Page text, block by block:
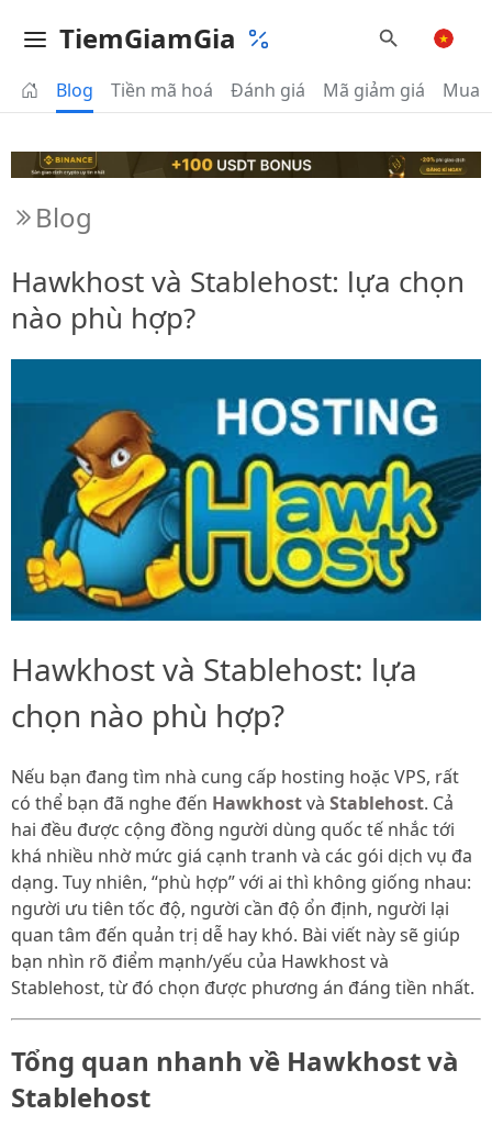
TiemGiamGia
Blog Tiền mã hoá Đánh giá Mã giảm giá Mua
Blog
Hawkhost và Stablehost: lựa chọn
nào phù hợp?
Hawkhost và Stablehost: lựa
chọn nào phù hợp?
Nếu bạn đang tìm nhà cung cấp hosting hoặc VPS, rất
có thể bạn đã nghe đến Hawkhostvà Stablehost. Cả
hai đều được cộng đồng người dùng quốc tế nhắc tới
khá nhiều nhờ mức giá cạnh tranh và các gói dịch vụ đa
dạng. Tuy nhiên, “phù hợp” với ai thì không giống nhau:
người ưu tiên tốc độ, người cần độ ổn định, người lại
quan tâm đến quản trị dễ hay khó. Bài viết này sẽ giúp
bạn nhìn rõ điểm mạnh/yếu của Hawkhost và
Stablehost, từ đó chọn được phương án đáng tiền nhất.
Tổng quan nhanh về Hawkhost và
Stablehost